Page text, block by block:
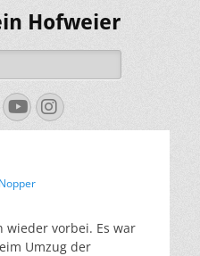
Hofweier
YouTube
Instagram
wieder vorbei. Es war
Umzug der